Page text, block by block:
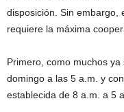
disposición. Sin embargo,
requiere la máxima
Primero, como muchos
domingo a las 5 a.m. y
establecida de 8 a.m. a 5